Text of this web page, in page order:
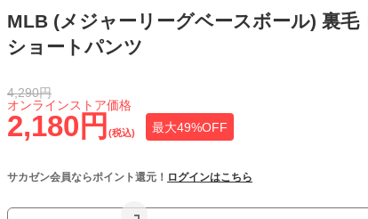
MLB (メジャーリーグベースボール) 裏毛
ショートパンツ
2,180円 (税込) 最大49%OFF
オンラインストア価格
4,290円
サカゼン会員ならポイント還元！ ログインはこちら